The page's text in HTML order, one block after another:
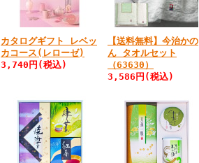
カタログギフト レベッ
カコース(レローゼ)
3,740円 (税込)
【送料無料】今治かの
ん タオルセット
（63630）
3,586円 (税込)